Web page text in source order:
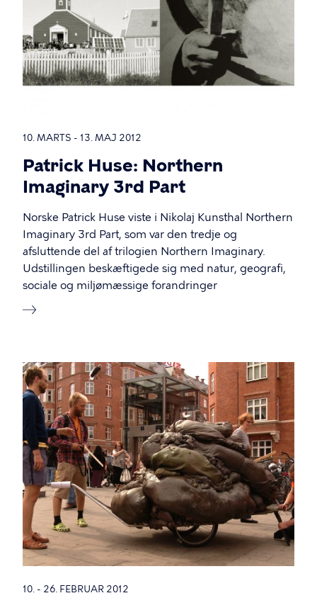
10. MARTS - 13. MAJ 2012
Patrick Huse: Northern
Imaginary 3rd Part
Norske Patrick Huse viste i Nikolaj Kunsthal Northern
Imaginary 3rd Part, som var den tredje og
afsluttende del af trilogien Northern Imaginary.
Udstillingen beskæftigede sig med natur, geografi,
sociale og miljømæssige forandringer
10. - 26. FEBRUAR 2012